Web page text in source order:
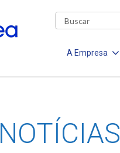
A Empresa
NOTÍCIAS